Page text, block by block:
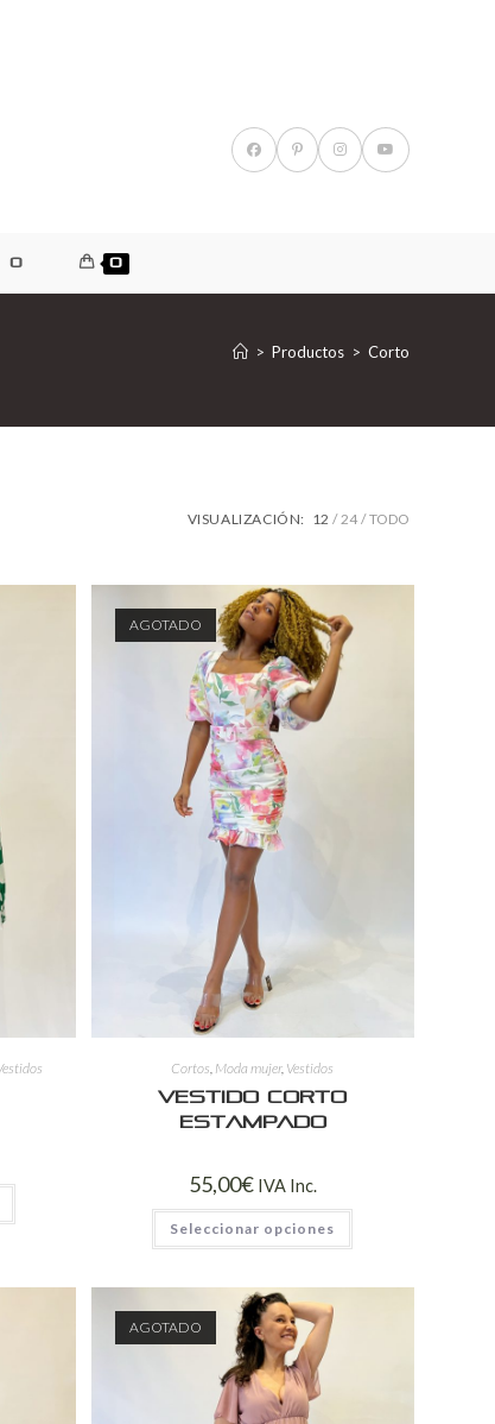
0 0
> Productos > Corto
VISUALIZACIÓN: 12 24 TODO
AGOTADO
Cortos Moda mujer, Vestidos
Vestido corto
estampado
55,00€ IVA Inc.
Seleccionar opciones
AGOTADO